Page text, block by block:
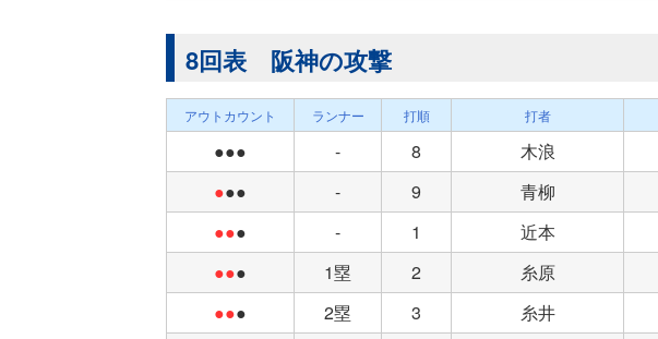
8回表 阪神の攻撃
アウトカウント ランナー 打順 打者
●●● - 8 木浪
●●● - 9 青柳
●●● - 1 近本
●●● 1塁 2 糸原
●●● 2塁 3 糸井